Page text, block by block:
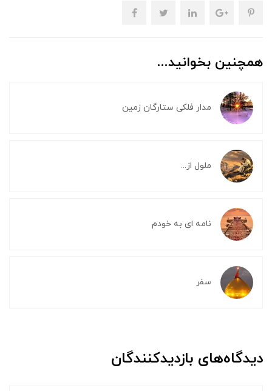
همچنین بخوانید...
مدار فلکی ستارگان زمین
ملول از...
نامه ای به خودم
سفر
دیدگاه‌های بازدیدکنندگان